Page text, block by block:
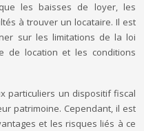
les baisses de loyer, les
à trouver un locataire. Il est
sur les limitations de la loi
de location et les conditions
particuliers un dispositif fiscal
patrimoine. Cependant, il est
et les risques liés à ce